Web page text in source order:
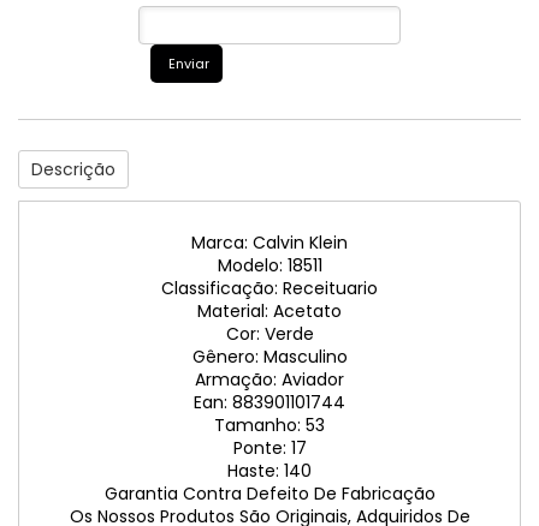
Enviar
Descrição
Marca: Calvin Klein
Modelo: 18511
Classificação: Receituario
Material: Acetato
Cor: Verde
Gênero: Masculino
Armação: Aviador
Ean: 883901101744
Tamanho: 53
Ponte: 17
Haste: 140
Garantia Contra Defeito De Fabricação
Os Nossos Produtos São Originais, Adquiridos De